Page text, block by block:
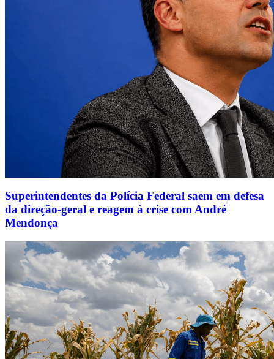
Superintendentes da Polícia Federal saem em defesa
da direção-geral e reagem à crise com André
Mendonça